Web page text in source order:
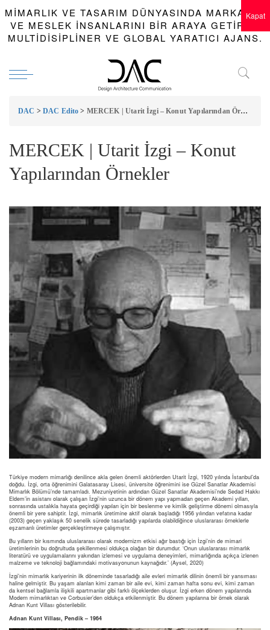
MIMARLIK VE TASARIM DÜNYASINDA MARKALAR
VE MESLEK INSANLARINI BIR ARAYA GETIREN
MULTIDISIPLINER VE GLOBAL YARATICI AJANS.
DAC > DAC Edito > MERCEK | Utarit İzgi – Konut Yapılarından Örnekler
MERCEK | Utarit İzgi – Konut
Yapılarından Örnekler
Türkiye modern mimarlığı denilince akla gelen önemli aktörlerden Utarit İzgi, 1920 yılında İstanbul’da
doğdu. İzgi, orta öğrenimini Galatasaray Lisesi, üniversite öğrenimini ise Güzel Sanatlar Akademisi
Mimarlık Bölümü’nde tamamladı. Mezuniyetinin ardından Güzel Sanatlar Akademisi’nde Sedad Hakkı
Eldem’in asistanı olarak çalışan İzgi’nin uzunca bir dönem yapı yapmadan geçen Akademi yılları,
sonrasında ustalıkla hayata geçirdiği yapıları için bir beslenme ve kimlik geliştirme dönemi olmasıyla
önemli bir yere sahiptir. İzgi, mimarlık üretimine aktif olarak başladığı 1956 yılından vefatına kadar
(2003) geçen yaklaşık 50 senelik sürede tasarladığı yapılarda olabildiğince uluslararası örneklerle
eşzamanlı üretimler gerçekleştirmeye çalışmıştır.
Bu yılların bir kısmında uluslararası olarak modernizm etkisi ağır bastığı için İzgi’nin de mimari
üretimlerinin bu doğrultuda şekillenmesi oldukça olağan bir durumdur. ‘Onun uluslararası mimarlık
literatürü ve uygulamalarını yakından izlemesi ve uygulama deneyimleri, mimarlığında açıkça izlenen
malzeme ve teknoloji bağlamındaki motivasyonunun kaynağıdır.’ (Aysel, 2020)
İzgi’nin mimarlık kariyerinin ilk döneminde tasarladığı aile evleri mimarlık dilinin önemli bir yansıması
haline gelmiştir. Bu yaşam alanları kimi zaman bir aile evi, kimi zaman hafta sonu evi, kimi zaman
da kentsel bağlamla ilişkili apartmanlar gibi farklı ölçeklerden oluşur. İzgi erken dönem yapılarında
Modern mimarlıktan ve Corbusier’den oldukça etkilenmiştir. Bu dönem yapılarına bir örnek olarak
Adnan Kunt Villası gösterilebilir.
Adnan Kunt Villası, Pendik – 1964
Kapat